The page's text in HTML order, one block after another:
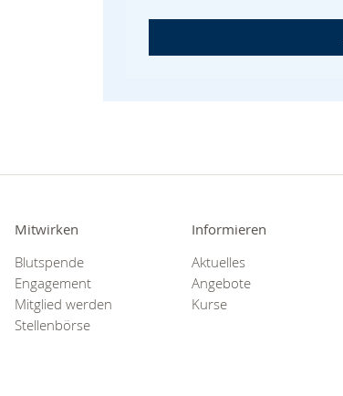
Mitwirken
Blutspende
Engagement
Mitglied werden
Stellenbörse
Informieren
Aktuelles
Angebote
Kurse